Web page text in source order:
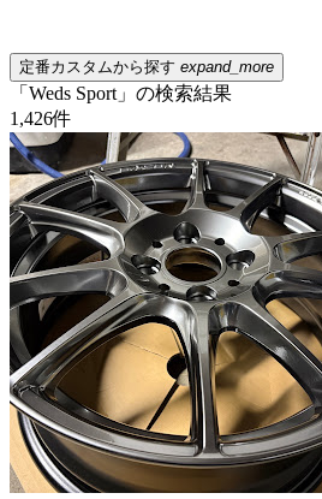
定番カスタムから探す expand_more
「Weds Sport」の検索結果
1,426件